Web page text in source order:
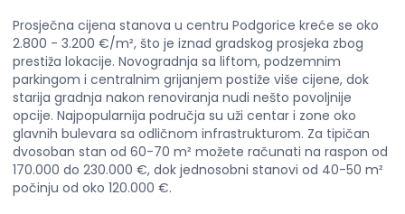
Prosječna cijena stanova u centru Podgorice kreće se oko
2.800 - 3.200 €/m², što je iznad gradskog prosjeka zbog
prestiža lokacije. Novogradnja sa liftom, podzemnim
parkingom i centralnim grijanjem postiže više cijene, dok
starija gradnja nakon renoviranja nudi nešto povoljnije
opcije. Najpopularnija područja su uži centar i zone oko
glavnih bulevara sa odličnom infrastrukturom. Za tipičan
dvosoban stan od 60-70 m² možete računati na raspon od
170.000 do 230.000 €, dok jednosobni stanovi od 40-50 m²
počinju od oko 120.000 €.